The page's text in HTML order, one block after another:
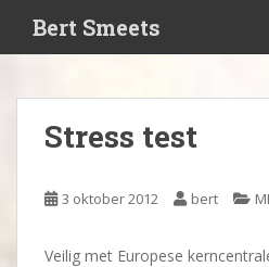
i
Bert Smeets
Stress test
3 oktober 2012 bert
Veilig met Europese